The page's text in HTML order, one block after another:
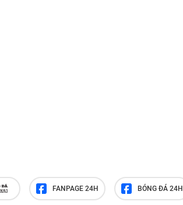
FANPAGE 24H BÓNG ĐÁ 24H